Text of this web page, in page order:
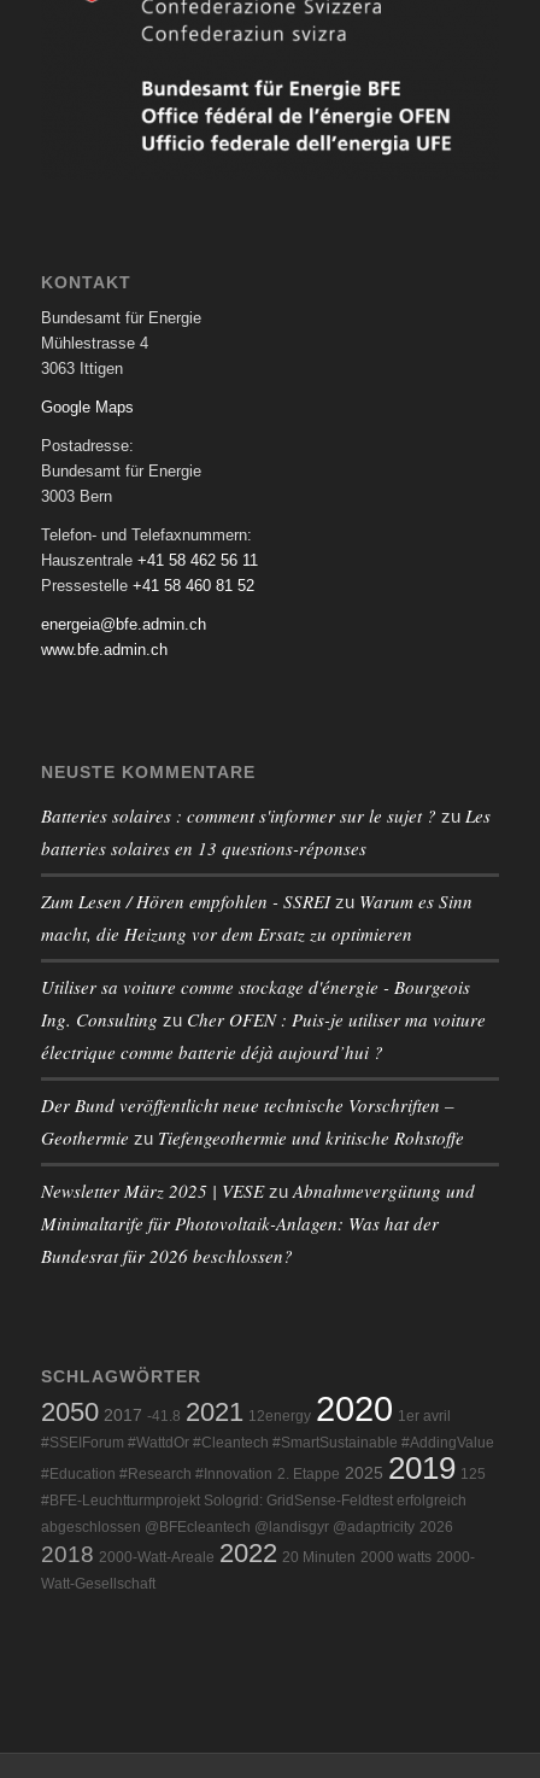
KONTAKT
Bundesamt für Energie
Mühlestrasse 4
3063 Ittigen
Google Maps
Postadresse:
Bundesamt für Energie
3003 Bern
Telefon- und Telefaxnummern:
Hauszentrale +41 58 462 56 11
Pressestelle +41 58 460 81 52
energeia@bfe.admin.ch
www.bfe.admin.ch
NEUSTE KOMMENTARE
Batteries solaires : comment s'informer sur le sujet ? zu Les
batteries solaires en 13 questions-réponses
Zum Lesen / Hören empfohlen - SSREIzu Warum es Sinn
macht, die Heizung vor dem Ersatz zu optimieren
Utiliser sa voiture comme stockage d'énergie - Bourgeois
Ing. Consulting zu Cher OFEN : Puis-je utiliser ma voiture
électrique comme batterie déjà aujourd’hui ?
Der Bund veröffentlicht neue technische Vorschriften –
Geothermie zu Tiefengeothermie und kritische Rohstoffe
Newsletter März 2025 | VESEzu Abnahmevergütung und
Minimaltarife für Photovoltaik-Anlagen: Was hat der
Bundesrat für 2026 beschlossen?
SCHLAGWÖRTER
2050 2017 -41.8 2021 12energy 2020 1er avril
#SSEIForum #WattdOr #Cleantech #SmartSustainable #AddingValue
#Education #Research #Innovation 2. Etappe 2025 2019 125
#BFE-Leuchtturmprojekt Sologrid: GridSense-Feldtest erfolgreich
abgeschlossen @BFEcleantech @landisgyr @adaptricity 2026
2018 2000-Watt-Areale 2022 20 Minuten 2000 watts 2000-
Watt-Gesellschaft